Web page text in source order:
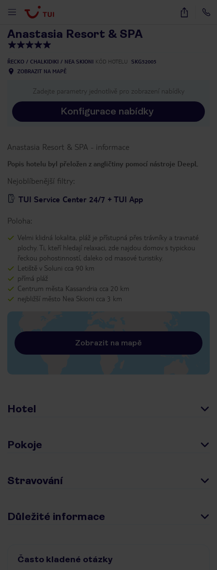
37
Anastasia Resort & SPA
ŘECKO CHALKIDIKI NEA SKIONI KÓD HOTELU
SKG52005
ZOBRAZIT NA MAPĚ
Zadejte parametry jednotlivě pro zobrazení nabídky
Konfigurace nabídky
Anastasia Resort & SPA - informace
Popis hotelu byl přeložen z angličtiny pomocí nástroje DeepL
Nejoblíbenější filtry:
TUI Service Center 24/7 + TUI App
Poloha:
Velmi klidná lokalita, pláž je přístupná přes trávníky a travnaté
plochy. Ti, kteří hledají relaxaci, zde najdou domov s typickou
řeckou pohostinností, daleko od masové turistiky.
Letiště v Soluni cca 90 km
přímá pláž
Centrum města Kassandria cca 20 km
nejbližší město Nea Skioni cca 3 km
Zobrazit na mapě
Hotel
Pokoje
Stravování
Důležité informace
Často kladené otázky